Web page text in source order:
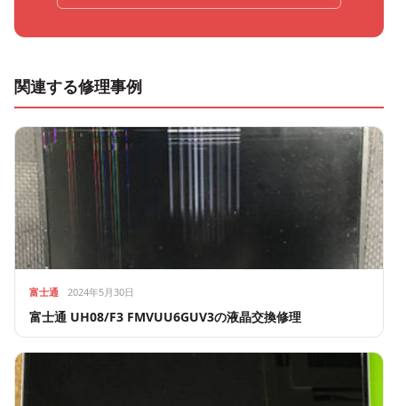
関連する修理事例
富士通 2024年5月30日
富士通 UH08/F3 FMVUU6GUV3の液晶交換修理